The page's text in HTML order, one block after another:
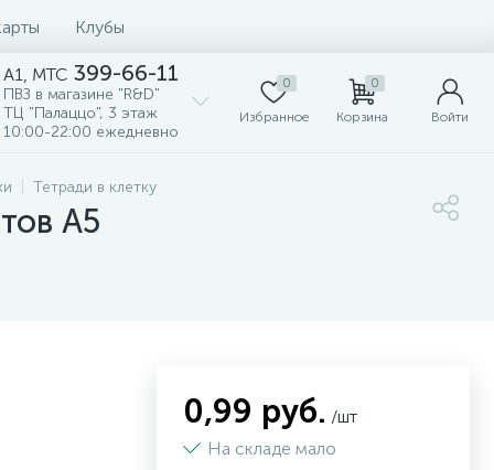
Клубы
A1, MTC 399-66-11
ПВЗ в магазине "R&D"
ТЦ "Палаццо", 3 этаж
10:00-22:00 ежедневно
0
Избранное
0
Корзина Войти
Тетради в клетку
А5
0,99 руб. /шт
На складе мало